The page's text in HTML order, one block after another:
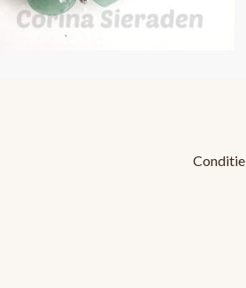
Conditie